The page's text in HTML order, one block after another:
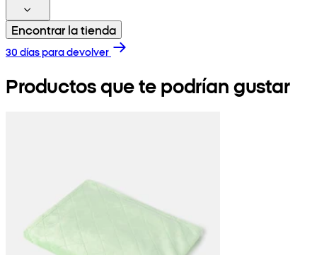
Encontrar la tienda
30 días para devolver
Productos que te podrían gustar